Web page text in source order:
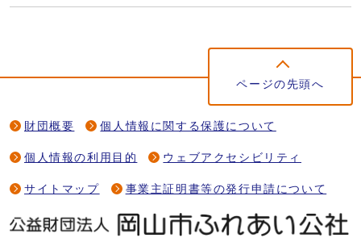
ページの先頭へ
財団概要 個人情報に関する保護について
個人情報の利用目的 ウェブアクセシビリティ
サイトマップ 事業主証明書等の発行申請について